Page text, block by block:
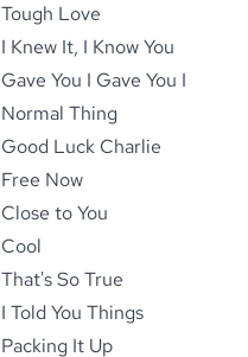
Tough Love
I Knew It, I Know You
Gave You I Gave You I
Normal Thing
Good Luck Charlie
Free Now
Close to You
Cool
That's So True
I Told You Things
Packing It Up